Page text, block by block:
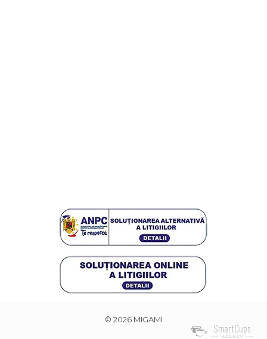
© 2026 MIGAMI